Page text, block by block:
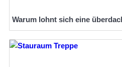
Warum lohnt sich eine